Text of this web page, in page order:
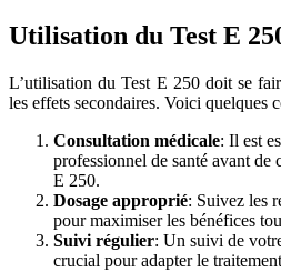
Utilisation du Test E
L’utilisation du Test E 250 doit se
les effets secondaires. Voici quelques
Consultation médicale: Il est
professionnel de santé avant de
E 250.
Dosage approprié: Suivez les
pour maximiser les bénéfices
Suivi régulier: Un suivi de
crucial pour adapter le